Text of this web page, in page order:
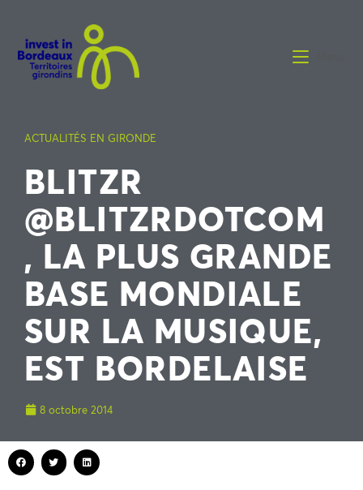
ACTUALITÉS EN GIRONDE
BLITZR
@BLITZRDOTCOM
, LA PLUS GRANDE
BASE MONDIALE
SUR LA MUSIQUE,
EST BORDELAISE
8 octobre 2014